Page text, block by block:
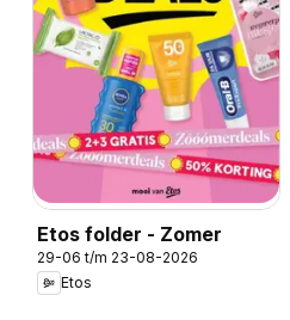
Etos folder - Zomer
29-06 t/m 23-08-2026
Etos